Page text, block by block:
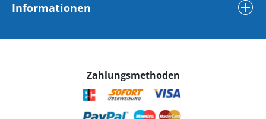
Informationen
Zahlungsmethoden